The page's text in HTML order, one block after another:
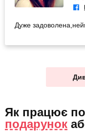
Дуже
Як працює
подарунок